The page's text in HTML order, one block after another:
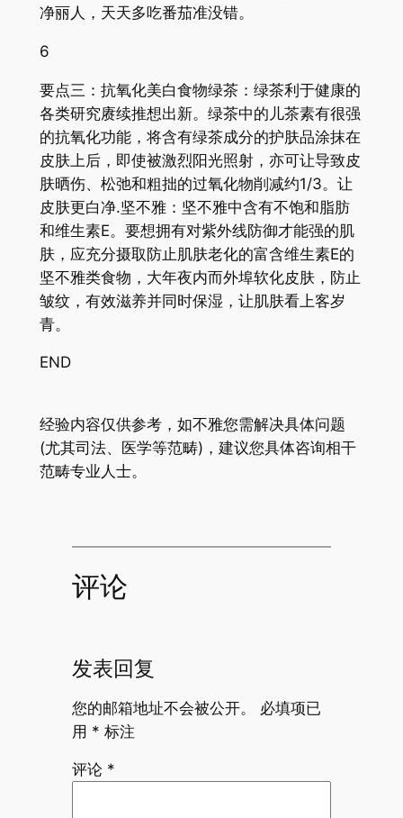
净丽人，天天多吃番茄准没错。
6
要点三：抗氧化美白食物绿茶：绿茶利于健康的
各类研究赓续推想出新。绿茶中的儿茶素有很强
的抗氧化功能，将含有绿茶成分的护肤品涂抹在
皮肤上后，即使被激烈阳光照射，亦可让导致皮
肤晒伤、松弛和粗拙的过氧化物削减约1/3。让
皮肤更白净.坚不雅：坚不雅中含有不饱和脂肪
和维生素E。要想拥有对紫外线防御才能强的肌
肤，应充分摄取防止肌肤老化的富含维生素E的
坚不雅类食物，大年夜内而外埠软化皮肤，防止
皱纹，有效滋养并同时保湿，让肌肤看上客岁
青。
END
经验内容仅供参考，如不雅您需解决具体问题
(尤其司法、医学等范畴)，建议您具体咨询相干
范畴专业人士。
评论
发表回复
您的邮箱地址不会被公开。
必填项已
用 * 标注
评论 *